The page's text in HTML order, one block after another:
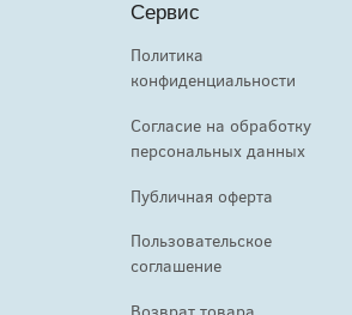
Сервис
Политика
конфиденциальности
Согласие на обработку
персональных данных
Публичная оферта
Пользовательское
соглашение